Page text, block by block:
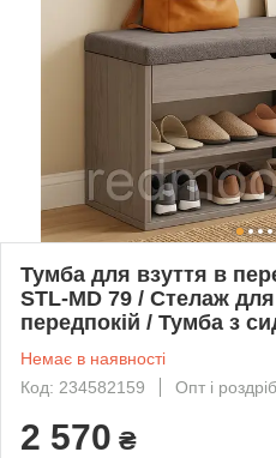
Тумба для взуття в
STL-MD 79 / Стелаж
передпокій / Тумба з
Немає в наявності
Код: 234582159
Опт і роздріб
2 570 ₴